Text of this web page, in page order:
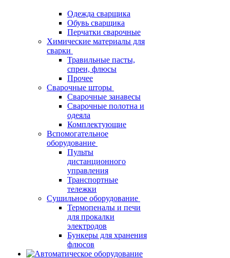
Одежда сварщика
Обувь сварщика
Перчатки сварочные
Химические материалы для
сварки
Травильные пасты,
спреи, флюсы
Прочее
Сварочные шторы
Сварочные занавесы
Сварочные полотна и
одеяла
Комплектующие
Вспомогательное
оборудование
Пульты
дистанционного
управления
Транспортные
тележки
Сушильное оборудование
Термопеналы и печи
для прокалки
электродов
Бункеры для хранения
флюсов